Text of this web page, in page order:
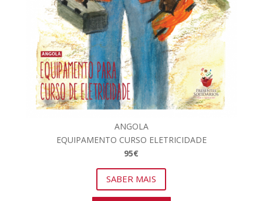
ANGOLA
EQUIPAMENTO CURSO ELETRICIDADE
95€
SABER MAIS